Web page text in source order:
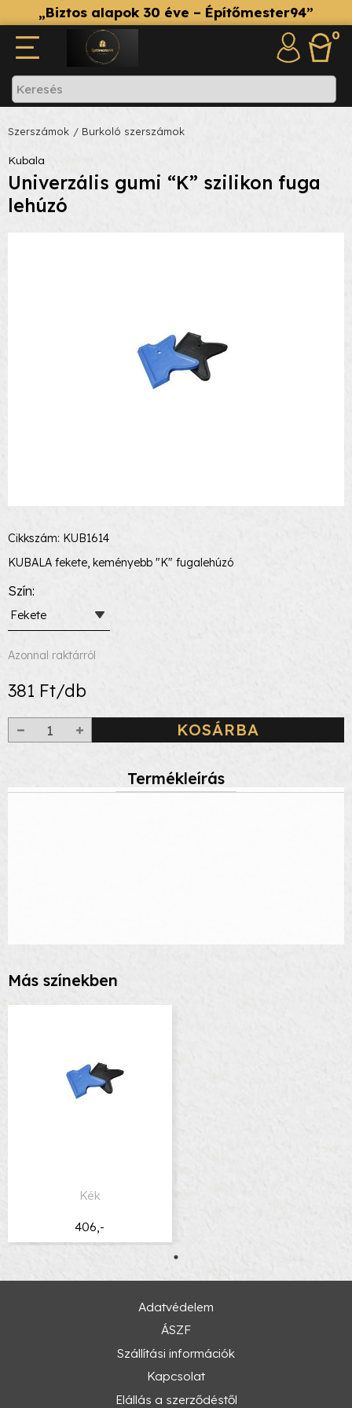
„Biztos alapok 30 éve – Építőmester94”
0
Szerszámok / Burkoló szerszámok
Kubala
Univerzális gumi “K” szilikon fuga
lehúzó
Cikkszám: KUB1614
KUBALA fekete, keményebb "K" fugalehúzó
Szín
Fekete
Azonnal raktárról
381 Ft/db
KOSÁRBA
Termékleírás
Más színekben
406,-
Kék
Adatvédelem
ÁSZF
Szállítási információk
Kapcsolat
Elállás a szerződéstől